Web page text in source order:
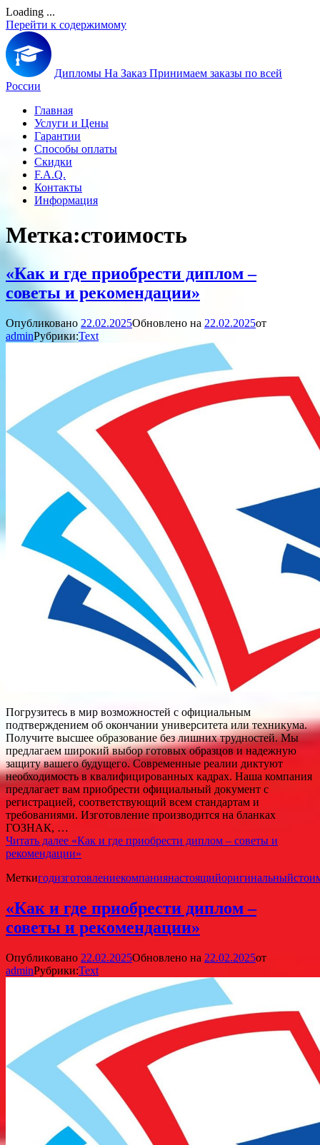
Loading ...
Перейти к содержимому
Дипломы На Заказ Принимаем заказы по всей
России
Главная
Услуги и Цены
Гарантии
Способы оплаты
Скидки
F.A.Q.
Контакты
Информация
Метка:стоимость
«Как и где приобрести диплом –
советы и рекомендации»
Опубликовано 22.02.2025Обновлено на 22.02.2025от
adminРубрики:Text
Погрузитесь в мир возможностей с официальным
подтверждением об окончании университета или техникума.
Получите высшее образование без лишних трудностей. Мы
предлагаем широкий выбор готовых образцов и надежную
защиту вашего будущего. Современные реалии диктуют
необходимость в квалифицированных кадрах. Наша компания
предлагает вам приобрести официальный документ с
регистрацией, соответствующий всем стандартам и
требованиями. Изготовление производится на бланках
ГОЗНАК, …
Читать далее «Как и где приобрести диплом – советы и
рекомендации»
Меткигодизготовлениекомпаниянастоящийоригинальный
«Как и где приобрести диплом –
советы и рекомендации»
Опубликовано 22.02.2025Обновлено на 22.02.2025от
adminРубрики:Text